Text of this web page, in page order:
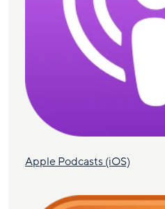
Apple Podcasts (iOS)